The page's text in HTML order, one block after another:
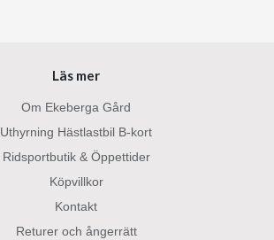
Läs mer
Om Ekeberga Gård
Uthyrning Hästlastbil B-kort
Ridsportbutik & Öppettider
Köpvillkor
Kontakt
Returer och ångerrätt